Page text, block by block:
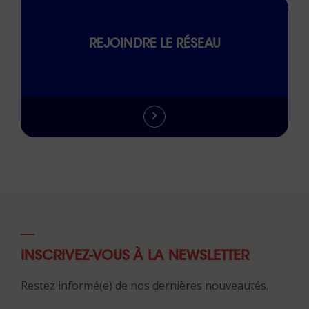
REJOINDRE LE RÉSEAU
INSCRIVEZ-VOUS À LA NEWSLETTER
Restez informé(e) de nos dernières nouveautés.